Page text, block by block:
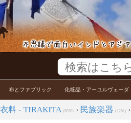
布とファブリック 化粧品・アーユルヴェーダ
料 - TIRAKITA (6970) › 民族楽器 (1281) ›